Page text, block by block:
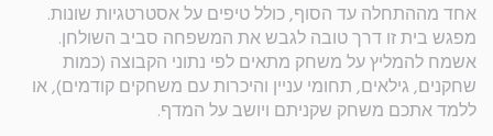
אחד מההתחלה עד הסוף, כולל טיפים על אסטרטגיות שונות.
מפגש בית זו דרך טובה לגבש את המשפחה סביב השולחן.
אשמח להמליץ על משחק מתאים לפי נתוני הקבוצה (כמות
שחקנים, גילאים, תחומי עניין והיכרות עם משחקים קודמים), או
ללמד אתכם משחק שקניתם ויושב על המדף.